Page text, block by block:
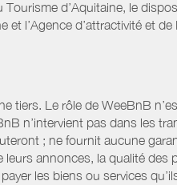
d’Aquitaine, le
l’Agence d’attractivité et
Le rôle de WeeBnB
n’intervient pas dans les
; ne fournit aucune
annonces, la qualité
les biens ou services